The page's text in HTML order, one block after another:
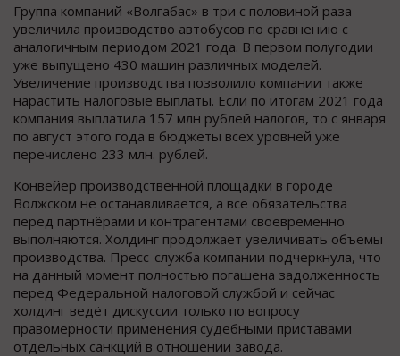
Группа компаний «Волгабас» в три с половиной раза
увеличила производство автобусов по сравнению с
аналогичным периодом 2021 года. В первом полугодии
уже выпущено 430 машин различных моделей.
Увеличение производства позволило компании также
нарастить налоговые выплаты. Если по итогам 2021 года
компания выплатила 157 млн рублей налогов, то с января
по август этого года в бюджеты всех уровней уже
перечислено 233 млн. рублей.
Конвейер производственной площадки в городе
Волжском не останавливается, а все обязательства
перед партнёрами и контрагентами своевременно
выполняются. Холдинг продолжает увеличивать объемы
производства. Пресс-служба компании подчеркнула, что
на данный момент полностью погашена задолженность
перед Федеральной налоговой службой и сейчас
холдинг ведёт дискуссии только по вопросу
правомерности применения судебными приставами
отдельных санкций в отношении завода.